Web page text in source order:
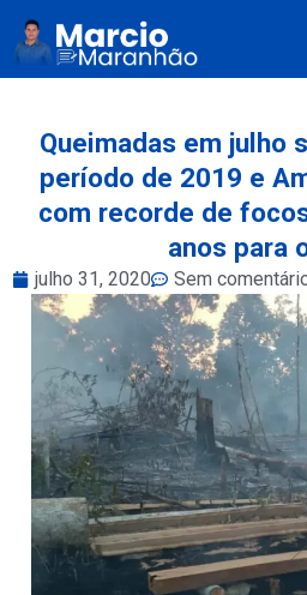
Queimadas em julho
período de 2019 e
com recorde de
anos para
julho 31, 2020 Sem